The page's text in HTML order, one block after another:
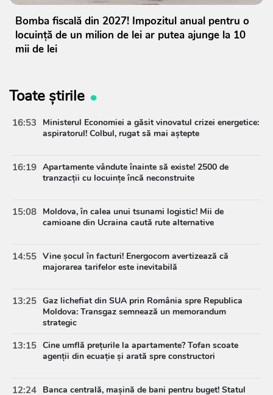
Bomba fiscală din 2027! Impozitul anual pentru o
locuință de un milion de lei ar putea ajunge la 10
mii de lei
Toate știrile
16:53
Ministerul Economiei a găsit vinovatul crizei energetice:
aspiratorul! Colbul, rugat să mai aștepte
16:19 Apartamente vândute înainte să existe! 2500 de
tranzacții cu locuințe încă neconstruite
15:08 Moldova, în calea unui tsunami logistic! Mii de
camioane din Ucraina caută rute alternative
14:55 Vine șocul în facturi! Energocom avertizează că
majorarea tarifelor este inevitabilă
13:25 Gaz lichefiat din SUA prin România spre Republica
Moldova: Transgaz semnează un memorandum
strategic
13:15 Cine umflă prețurile la apartamente? Tofan scoate
agenții din ecuație și arată spre constructori
12:24 Banca centrală, mașină de bani pentru buget! Statul